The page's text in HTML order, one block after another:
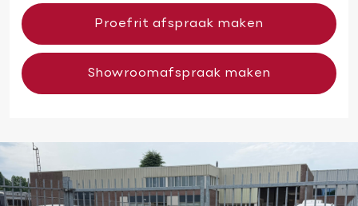
Proefrit afspraak maken
Showroomafspraak maken